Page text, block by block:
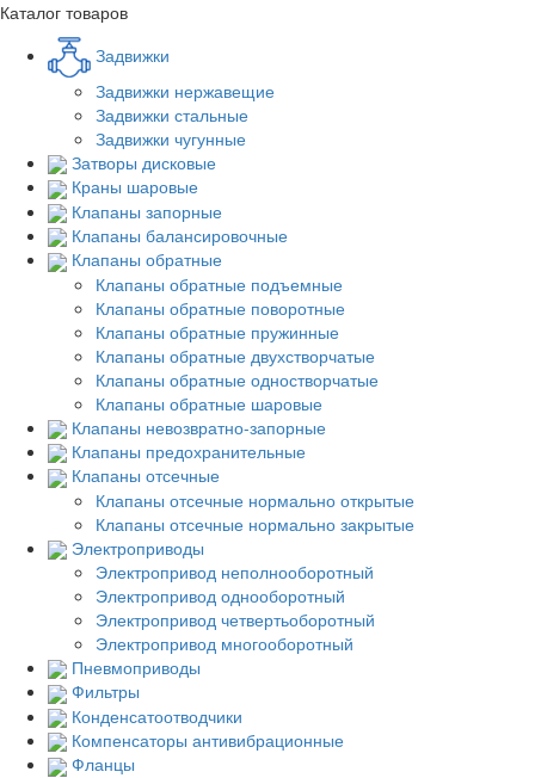
Каталог товаров
Задвижки
Задвижки нержавещие
Задвижки стальные
Задвижки чугунные
Затворы дисковые
Краны шаровые
Клапаны запорные
Клапаны балансировочные
Клапаны обратные
Клапаны обратные подъемные
Клапаны обратные поворотные
Клапаны обратные пружинные
Клапаны обратные двухстворчатые
Клапаны обратные одностворчатые
Клапаны обратные шаровые
Клапаны невозвратно-запорные
Клапаны предохранительные
Клапаны отсечные
Клапаны отсечные нормально открытые
Клапаны отсечные нормально закрытые
Электроприводы
Электропривод неполнооборотный
Электропривод однооборотный
Электропривод четвертьоборотный
Электропривод многооборотный
Пневмоприводы
Фильтры
Конденсатоотводчики
Компенсаторы антивибрационные
Фланцы